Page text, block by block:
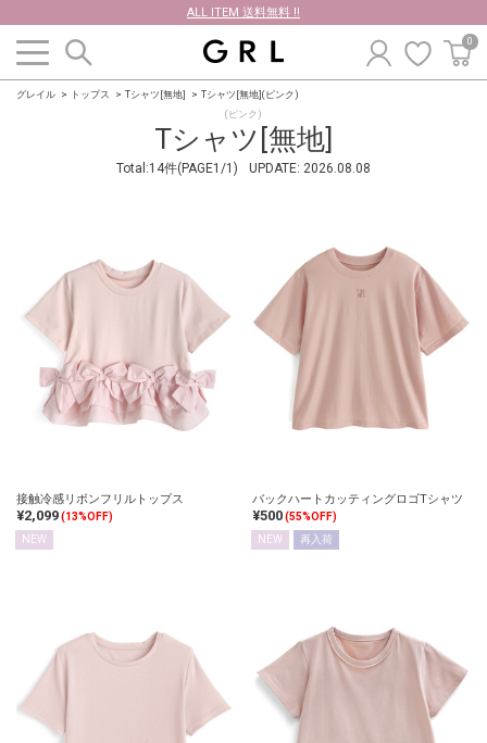
ALL ITEM 送料無料 !!
0
グレイル トップス Tシャツ[無地] Tシャツ[無地](ピンク)
Tシャツ[無地]
(ピンク)
Total:14件(PAGE1/1) UPDATE: 2026.08.08
接触冷感リボンフリルトップス
¥2,099(13%OFF)
NEW
バックハートカッティングロゴTシャツ
¥500(55%OFF)
NEW
再入荷